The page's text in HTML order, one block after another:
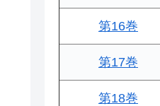
第16巻
第17巻
第18巻